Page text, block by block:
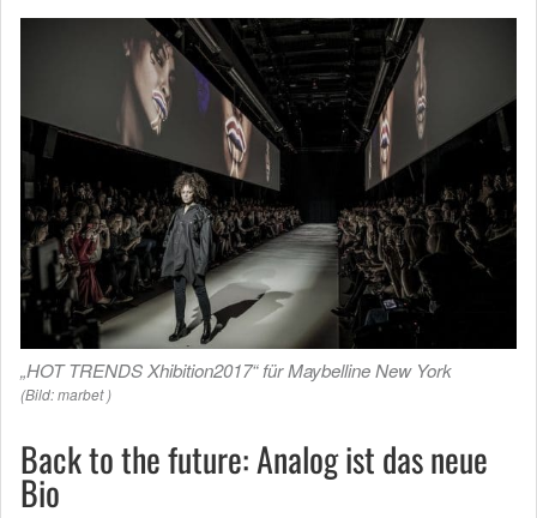
„HOT TRENDS Xhibition2017“ für Maybelline New York
(Bild: marbet )
Back to the future: Analog ist das neue
Bio